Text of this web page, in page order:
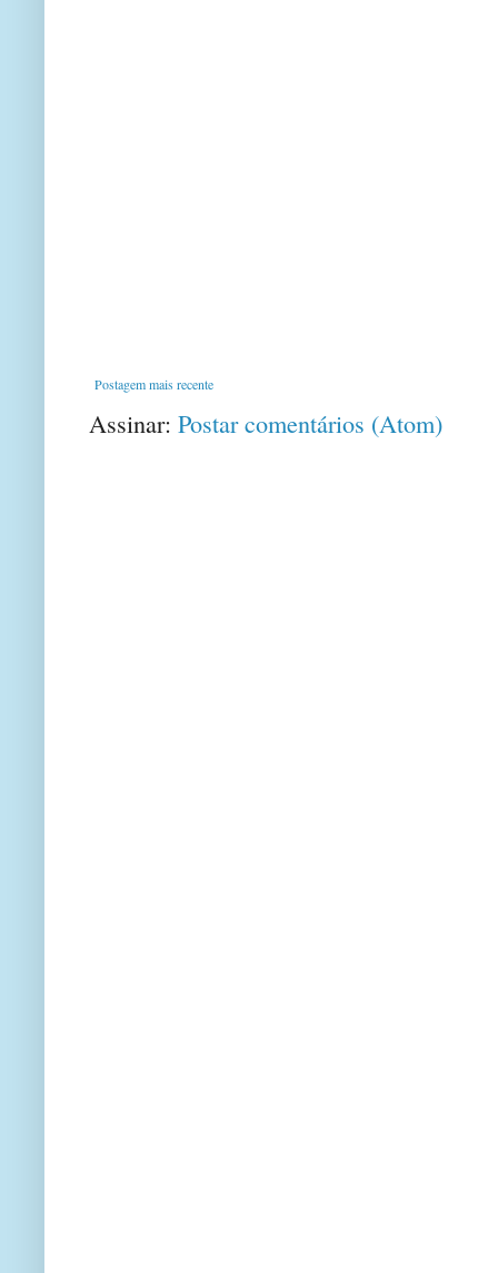
Postagem mais recente
Assinar: Postar comentários (Atom)